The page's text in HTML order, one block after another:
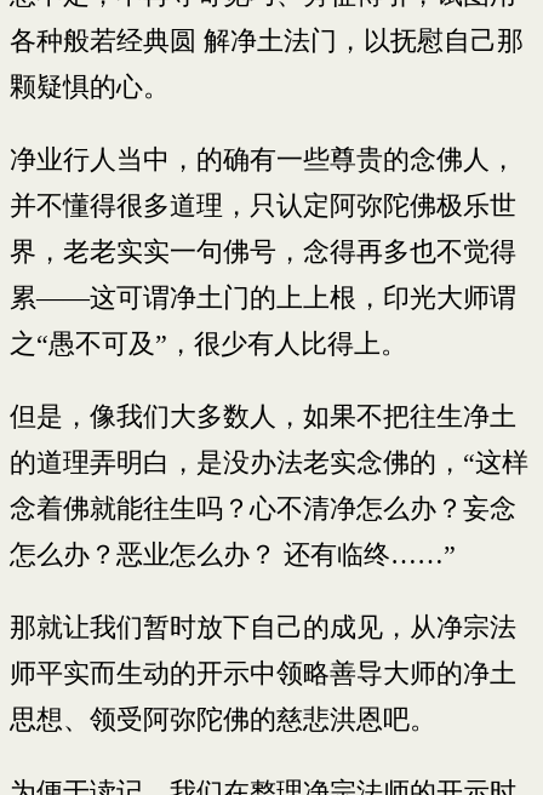
各种般若经典圆 解净土法门，以抚慰自己那
颗疑惧的心。
净业行人当中，的确有一些尊贵的念佛人，
并不懂得很多道理，只认定阿弥陀佛极乐世
界，老老实实一句佛号，念得再多也不觉得
累——这可谓净土门的上上根，印光大师谓
之“愚不可及”，很少有人比得上。
但是，像我们大多数人，如果不把往生净土
的道理弄明白，是没办法老实念佛的，“这样
念着佛就能往生吗？心不清净怎么办？妄念
怎么办？恶业怎么办？ 还有临终……”
那就让我们暂时放下自己的成见，从净宗法
师平实而生动的开示中领略善导大师的净土
思想、领受阿弥陀佛的慈悲洪恩吧。